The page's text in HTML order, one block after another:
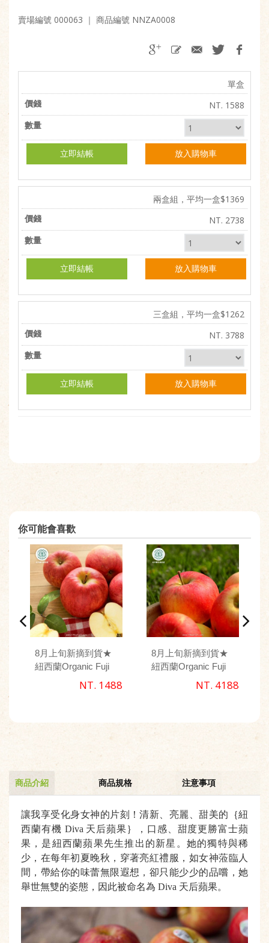
賣場編號 000063 ｜ 商品編號 NNZA0008
單盒
NT. 1588
立即結帳 放入購物車
兩盒組，平均一盒$1369
NT. 2738
立即結帳 放入購物車
三盒組，平均一盒$1262
NT. 3788
立即結帳 放入購物車
你可能會喜歡
8月上旬新摘到貨★
紐西蘭Organic Fuji
有機富士蘋果 ｛質
NT. 1488
8月上旬新摘到貨★
紐西蘭Organic Fuji
有機富士蘋果NT. 4188
商品介紹 商品規格 注意事項
讓我享受化身女神的片刻！清新、亮麗、甜美的｛紐
西蘭有機 Diva 天后蘋果｝，口感、甜度更勝富士蘋
果，是紐西蘭蘋果先生推出的新星。她的獨特與稀
少，在每年初夏晚秋，穿著亮紅禮服，如女神蒞臨人
間，帶給你的味蕾無限遐想，卻只能少少的品嚐，她
舉世無雙的姿態，因此被命名為 Diva 天后蘋果。